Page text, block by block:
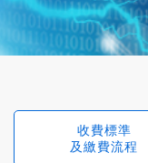
收費標準
及繳費流程